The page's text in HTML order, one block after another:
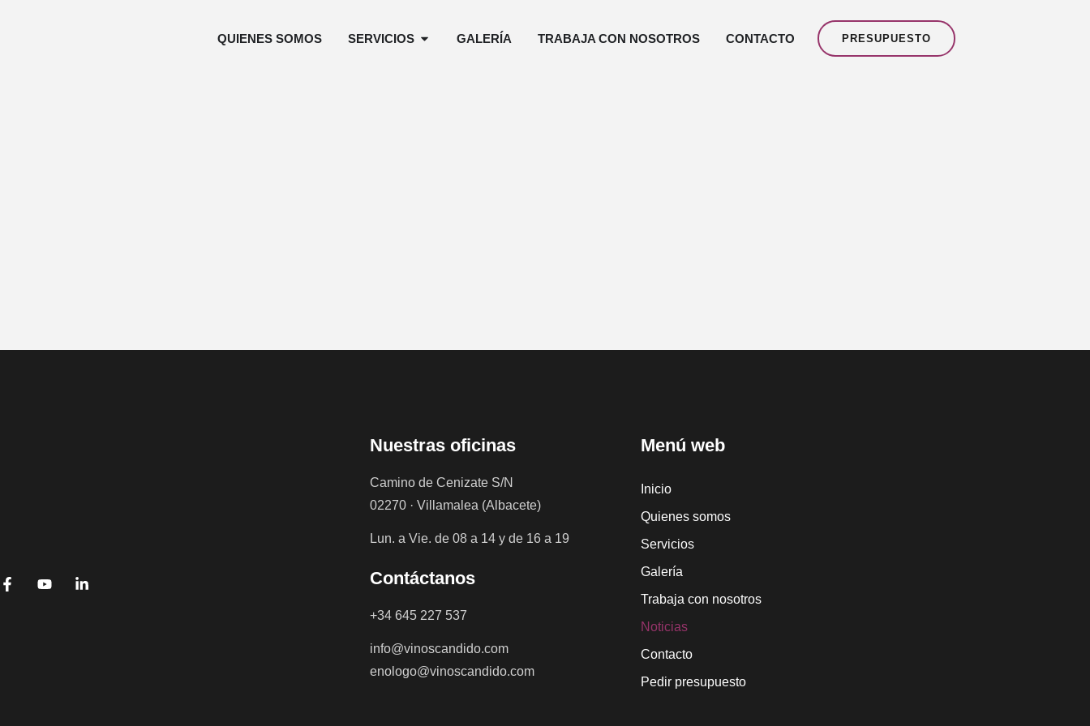
QUIENES SOMOS SERVICIOS GALERÍA TRABAJA CON NOSOTROS CONTACTO PRESUPUESTO
Nuestras oficinas
Camino de Cenizate S/N
02270 · Villamalea (Albacete)
Lun. a Vie. de 08 a 14 y de 16 a 19
Contáctanos
+34 645 227 537
info@vinoscandido.com
enologo@vinoscandido.com
Menú web
Inicio
Quienes somos
Servicios
Galería
Trabaja con nosotros
Noticias
Contacto
Pedir presupuesto